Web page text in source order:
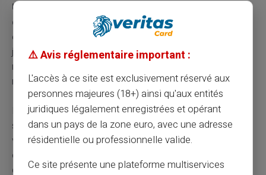
Utilisez les virements programmés pour vos
dépenses récurrentes.Cette automatisation vous
évite les oublis de paiement. Votre loyer part le même
jour chaque mois sans intervention de votre part. Vous
réduisez le risque de frais supplémentaires liés aux
retards.
Les applications de gestion budgétaire vous aident à
suivre vos dépenses en temps réel. Vous photographiez
vos tickets de caisse et catégorisez vos achats. Ces
outils gratuits génèrent des graphiques de vos habitudes
de consommation. Vous identifiez rapidement les
⚠️ Avis réglementaire important :
L'accès à ce site est exclusivement réservé aux
personnes majeures (18+) ainsi qu'aux entités
juridiques légalement enregistrées et opérant
dans un pays de la zone euro, avec une adresse
résidentielle ou professionnelle valide.
Ce site présente une plateforme multiservices